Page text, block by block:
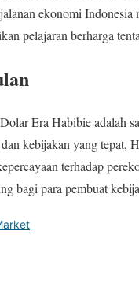
ekonomi Indonesia
pelajaran berharga
Era Habibie adalah
kebijakan yang tepat,
terhadap
bagi para pembuat